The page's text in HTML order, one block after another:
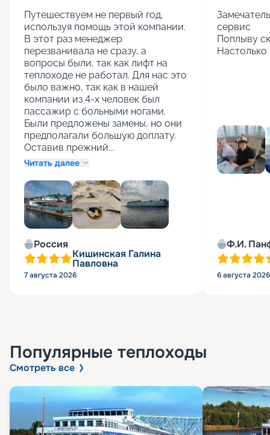
Путешествуем не первый год,
используя помощь этой компании.
В этот раз менеджер
перезванивала не сразу, а
вопросы были, так как лифт на
теплоходе не работал. Для нас это
было важно, так как в нашей
компании из 4-х человек был
пассажир с больными ногами.
Были предложены замены, но они
предполагали большую доплату.
Оставив прежний...
Читать далее
Россия
Кишинская Галина
Павловна
7 августа 2026
сервис
Поплыву
Ф.И.
6 августа 2026
Популярные теплоходы
Смотреть все